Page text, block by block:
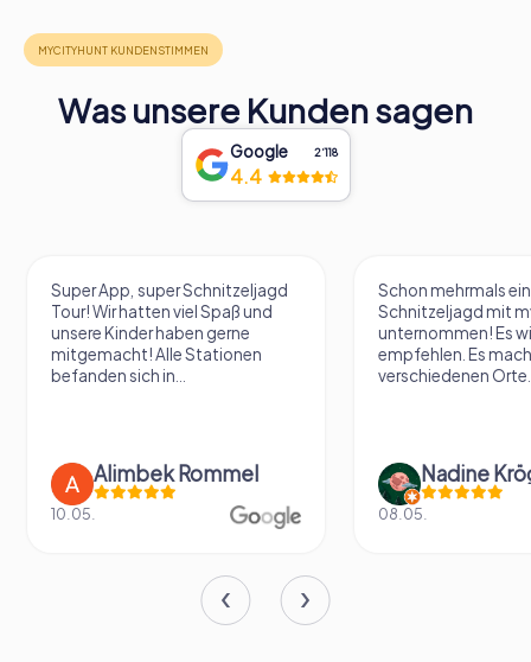
Was unsere Kunden sagen
Google 2‘118
4.4
Super App, super Schnitzeljagd
Tour! Wir hatten viel Spaß und
unsere Kinder haben gerne
mitgemacht! Alle Stationen
befanden sich in...
Alimbek Rommel
10.05.
Schon mehrmals
Schnitzeljagd mit
unternommen! Es
empfehlen. Es
verschiedenen
08.05.